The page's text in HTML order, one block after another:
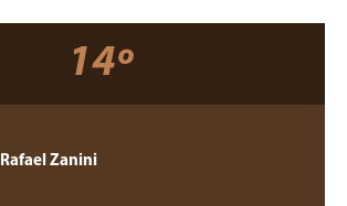
14º
Rafael Zanini